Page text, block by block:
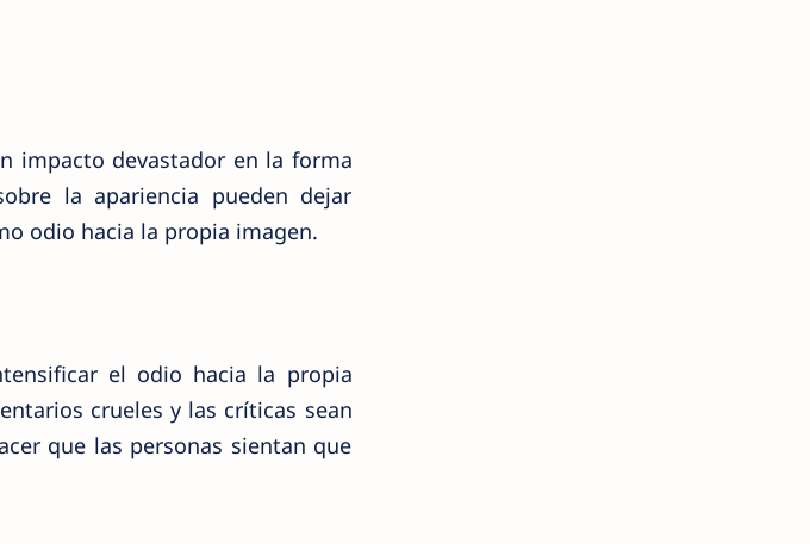
impacto devastador en la forma
la apariencia pueden dejar
odio hacia la propia imagen.
el odio hacia la propia
crueles y las críticas sean
que las personas sientan que